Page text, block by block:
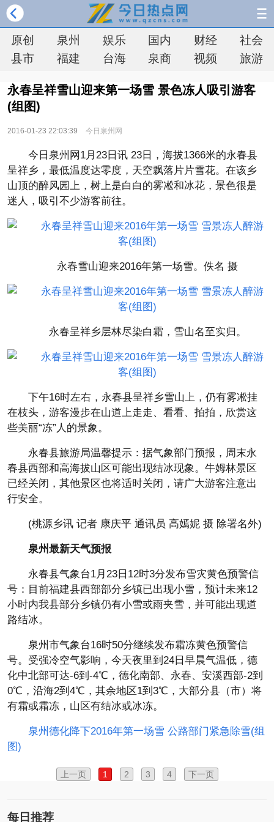
原创 泉州 娱乐 国内 财经
社会
县市
福建 台海 泉商 视频 旅游
永春呈祥雪山迎来第一场雪 景色冻人吸引游客
(组图)
2016-01-23 22:03:39 今日泉州网
今日泉州网1月23日讯 23日，海拔1366米的永春县
呈祥乡，最低温度达零度，天空飘落片片雪花。在该乡
山顶的醉风园上，树上是白白的雾凇和冰花，景色很是
迷人，吸引不少游客前往。
永春雪山迎来2016年第一场雪。佚名 摄
永春呈祥乡层林尽染白霜，雪山名至实归。
下午16时左右，永春县呈祥乡雪山上，仍有雾凇挂
在枝头，游客漫步在山道上走走、看看、拍拍，欣赏这
些美丽“冻”人的景象。
永春县旅游局温馨提示：据气象部门预报，周末永
春县西部和高海拔山区可能出现结冰现象。牛姆林景区
已经关闭，其他景区也将适时关闭，请广大游客注意出
行安全。
(桃源乡讯 记者 康庆平 通讯员 高嫣妮 摄 除署名外)
泉州最新天气预报
永春县气象台1月23日12时3分发布雪灾黄色预警信
号：目前福建县西部部分乡镇已出现小雪，预计未来12
小时内我县部分乡镇仍有小雪或雨夹雪，并可能出现道
路结冰。
泉州市气象台16时50分继续发布霜冻黄色预警信
号。受强冷空气影响，今天夜里到24日早晨气温低，德
化中北部可达-6到-4℃，德化南部、永春、安溪西部-2到
0℃，沿海2到4℃，其余地区1到3℃，大部分县（市）将
有霜或霜冻，山区有结冰或冰冻。
泉州德化降下2016年第一场雪 公路部门紧急除雪(组
图)
上一页 1 2 3 4 下一页
每日推荐